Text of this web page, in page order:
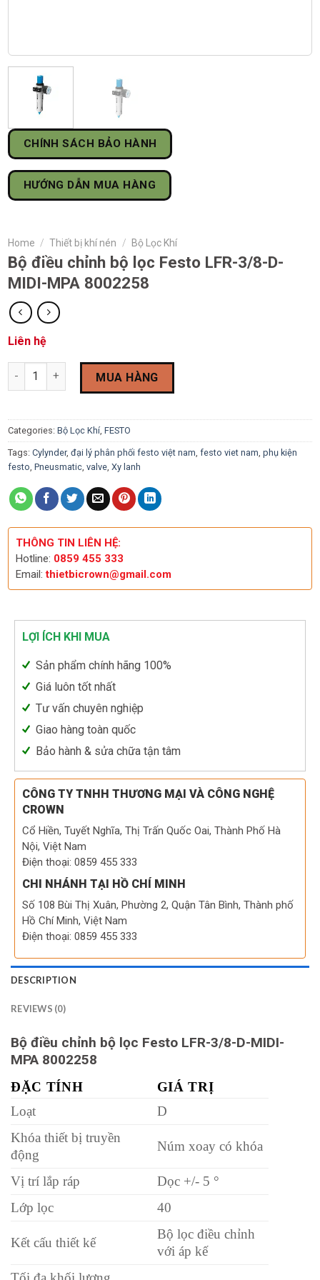
CHÍNH SÁCH BẢO HÀNH
HƯỚNG DẪN MUA HÀNG
Home / Thiết bị khí nén / Bộ Lọc Khí
Bộ điều chỉnh bộ lọc Festo LFR-3/8-D-
MIDI-MPA 8002258
Liên hệ
Bộ điều chỉnh bộ lọc Festo LFR-3/8-D-MIDI-MPA 8002258
MUA HÀNG
Categories: Bộ Lọc Khí, FESTO
Tags: Cylynder, đại lý phân phối festo việt nam, festo viet nam, phụ kiện
festo, Pneusmatic, valve, Xy lanh
THÔNG TIN LIÊN HỆ:
Hotline: 0859 455 333
Email:thietbicrown@gmail.com
LỢI ÍCH KHI MUA
Sản phẩm chính hãng 100%
Giá luôn tốt nhất
Tư vấn chuyên nghiệp
Giao hàng toàn quốc
Bảo hành & sửa chữa tận tâm
CÔNG TY TNHH THƯƠNG MẠI VÀ CÔNG NGHỆ
CROWN
Cổ Hiền, Tuyết Nghĩa, Thị Trấn Quốc Oai, Thành Phố Hà
Nội, Việt Nam
Điện thoại: 0859 455 333
CHI NHÁNH TẠI HỒ CHÍ MINH
Số 108 Bùi Thị Xuân, Phường 2, Quận Tân Bình, Thành phố
Hồ Chí Minh, Việt Nam
Điện thoại: 0859 455 333
DESCRIPTION
REVIEWS (0)
Bộ điều chỉnh bộ lọc Festo LFR-3/8-D-MIDI-
MPA 8002258
ĐẶC TÍNH
GIÁ TRỊ
Loạt
D
Khóa thiết bị truyền
động
Núm xoay có khóa
Vị trí lắp ráp
Dọc +/- 5 °
Lớp lọc
40
Kết cấu thiết kế
Bộ lọc điều chỉnh
với áp kế